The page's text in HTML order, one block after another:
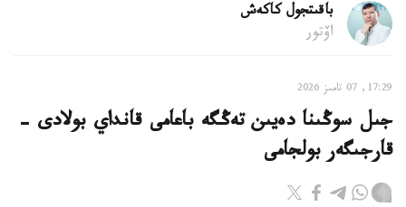
باقىتجول كاكەش
اۆتور
17:29, 07 تامىز 2026
جىل سوڭىنا دەيىن تەڭگە باعامى قانداي بولادى -
قارجىگەر بولجامى